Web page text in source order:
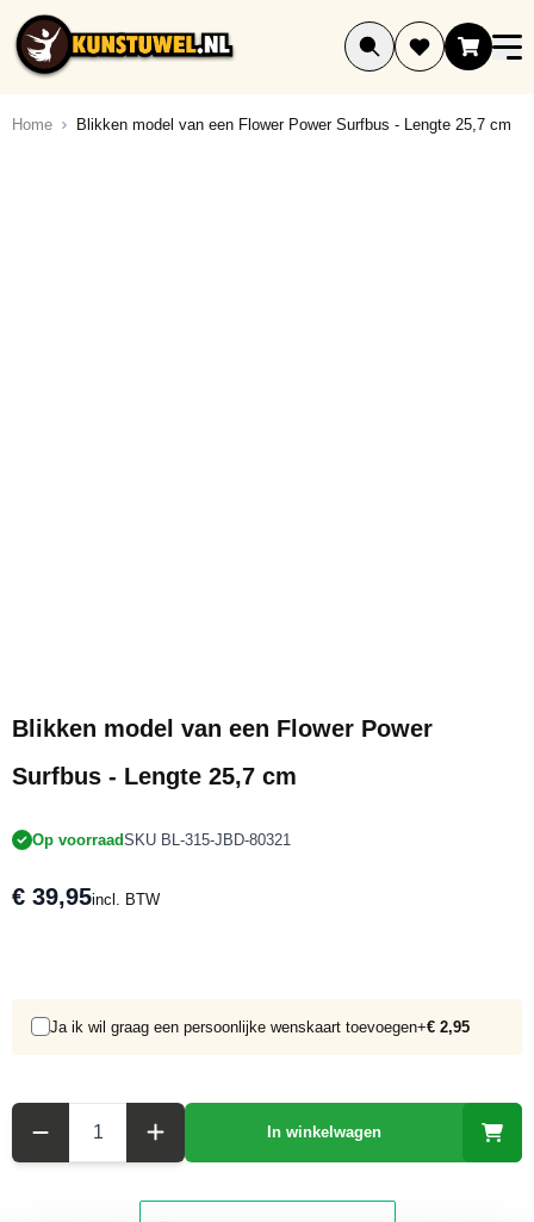
Ga naar de inhoud
Home Blikken model van een Flower Power Surfbus - Lengte 25,7 cm
Blikken model van een Flower Power
Surfbus - Lengte 25,7 cm
Op voorraadSKU BL-315-JBD-80321
€ 39,95incl. BTW
Ja ik wil graag een persoonlijke wenskaart toevoegen+€ 2,95
In winkelwagen